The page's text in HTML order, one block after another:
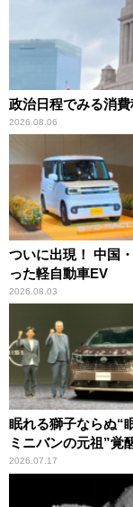
政治日程でみる消
2026.08.06
ついに出現！ 中国
った軽自動車EV
2026.08.03
眠れる獅子ならぬ“
ミニバンの元祖”覚
2026.07.17